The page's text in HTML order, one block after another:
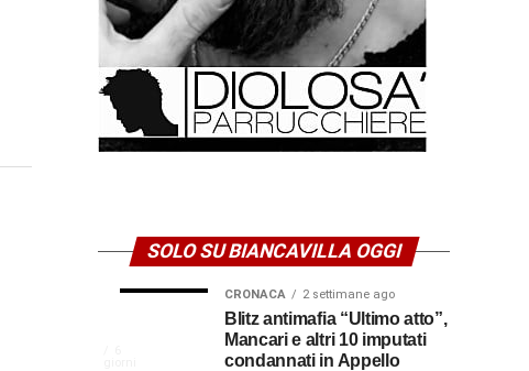
SOLO SU BIANCAVILLA OGGI
CRONACA 2 settimane ago
Blitz antimafia “Ultimo atto”,
Mancari e altri 10 imputati
condannati in Appello